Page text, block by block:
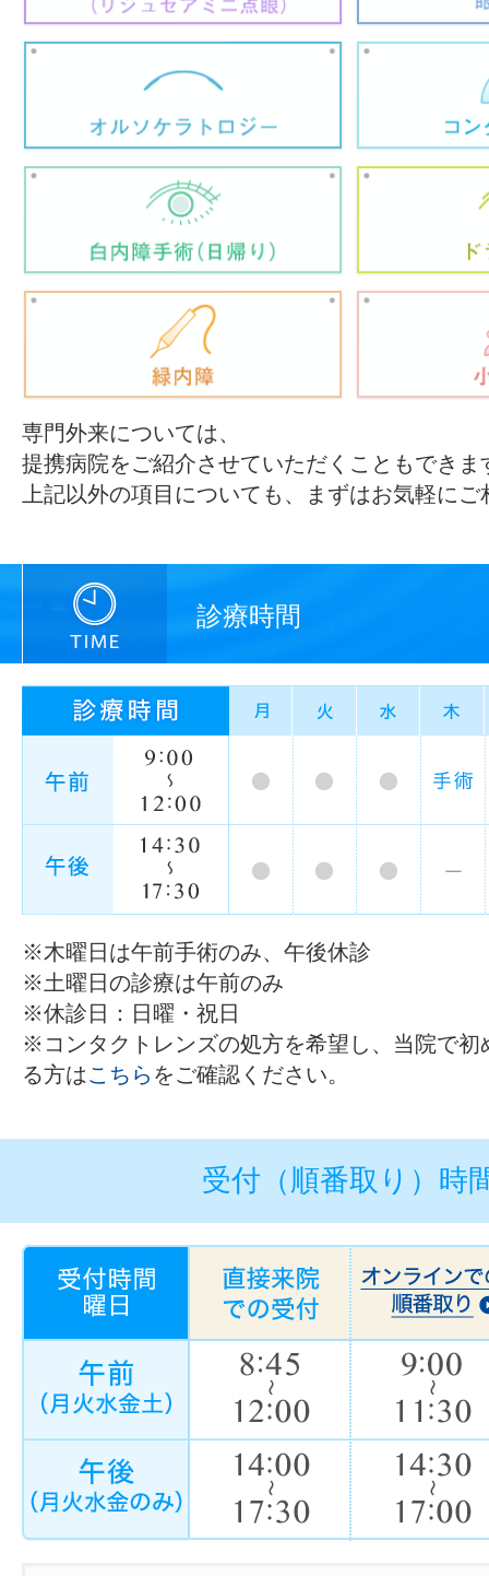
専門外来については、
提携病院をご紹介させていただくこともできま
上記以外の項目についても、まずはお気軽に
診療時間
※木曜日は午前手術のみ、午後休診
※土曜日の診療は午前のみ
※休診日：日曜・祝日
※コンタクトレンズの処方を希望し、当院で初
る方はこちら をご確認ください。
受付（順番取り）時